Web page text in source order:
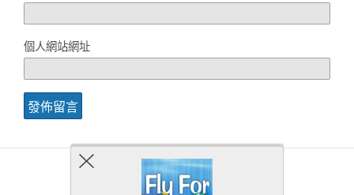
個人網站網址